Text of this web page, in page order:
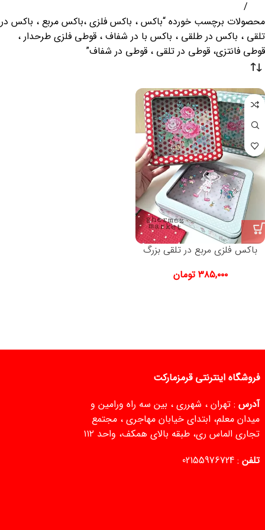
محصولات برچسب خورده “باکس ، باکس فلزی ،باکس مربع ، باکس در
تلقی ، باکس در طلقی ، باکس با در شفاف ، قوطی فلزی طرحدار ،
قوطی فانتزی، قوطی در تلقی ، قوطی در شفاف”
باکس فلزی مربع در تلقی بزرگ
۳۸۵,۰۰۰ تومان
فروشگاه اینترنتی قرمزمارکت
آدرس : تهران ، شهرری ، بین سه راه ورامین و
میدان معلم، ابتدای خیابان مهاجری ، مجتمع
تجاری الماس ری، طبقه بالای همکف، واحد ۱۱۲
تلفن :
02155976724